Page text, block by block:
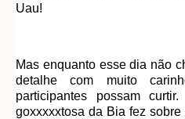
Uau!
Mas enquanto esse dia não
detalhe com muito
participantes possam
goxxxxxtosa da Bia fez